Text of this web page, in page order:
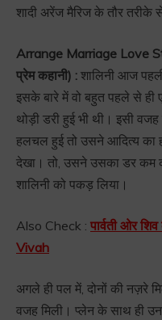
शादी अरेंज मैरिज के तौर तरीके
Arrange Marriage Love
प्रेम कहानी) : शालिनी आज
इसके बारे में वो बहुत पहले से ही
थोड़ी डरी हुई भी थी। इसी
हलचल हुई तो उसने आदित्य का
देखा। तो, उसने उसका डर कम
शालिनी को पकड़ लिया।
Also Check : पार्वती ओर
Vivah
अगले ही पल में, दोनों की नज़रे
वजह मिली। प्लेन के साथ ही